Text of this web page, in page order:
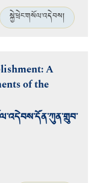
སྐྱེ་ཕྲེང་གསོལ་འདེབས།
A
of the